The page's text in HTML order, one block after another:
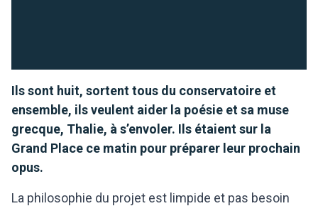
Ils sont huit, sortent tous du conservatoire et
ensemble, ils veulent aider la poésie et sa muse
grecque, Thalie, à s’envoler. Ils étaient sur la
Grand Place ce matin pour préparer leur prochain
opus.
La philosophie du projet est limpide et pas besoin